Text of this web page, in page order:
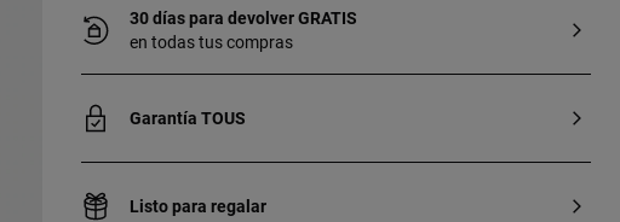
30 días para devolver GRATIS
en todas tus compras
Garantía TOUS
Listo para regalar